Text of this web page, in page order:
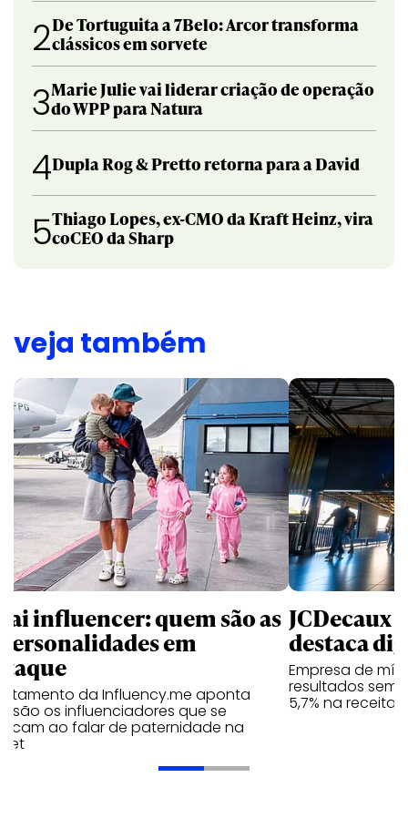
2De Tortuguita a 7Belo: Arcor transforma
clássicos em sorvete
3Marie Julie vai liderar criação de operação
do WPP para Natura
4Dupla Rog & Pretto retorna para a David
5Thiago Lopes, ex-CMO da Kraft Heinz, vira
coCEO da Sharp
veja também
influencer: quem são as
em
da Influency.me aponta
são os influenciadores que se
ao falar de paternidade na
JCDecaux
destaca
Empresa de
resultados
5,7% na receita